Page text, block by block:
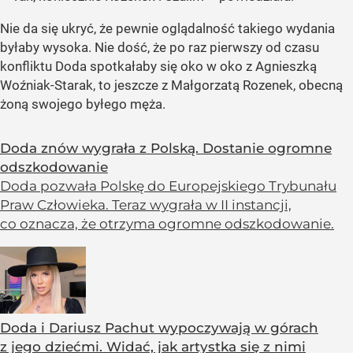
Nie da się ukryć, że pewnie oglądalność takiego wydania
byłaby wysoka. Nie dość, że po raz pierwszy od czasu
konfliktu Doda spotkałaby się oko w oko z Agnieszką
Woźniak-Starak, to jeszcze z Małgorzatą Rozenek, obecną
żoną swojego byłego męża.
Doda znów wygrała z Polską. Dostanie ogromne
odszkodowanie
Doda pozwała Polskę do Europejskiego Trybunału
Praw Człowieka. Teraz wygrała w II instancji,
co oznacza, że otrzyma ogromne odszkodowanie.
Doda i Dariusz Pachut wypoczywają w górach
z jego dziećmi. Widać, jak artystka się z nimi